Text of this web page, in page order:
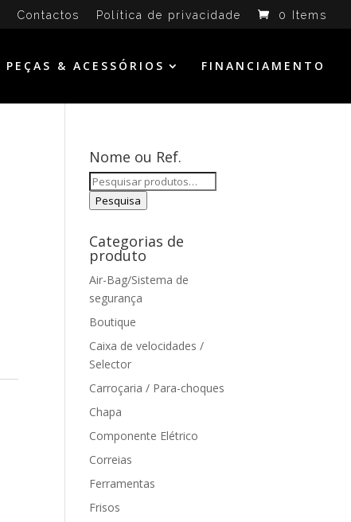
Contactos Política de privacidade 0 Items
PEÇAS & ACESSÓRIOS FINANCIAMENTO
Nome ou Ref.
Pesquisar
por:
Pesquisa
Categorias de
produto
Air-Bag/Sistema de
segurança
Boutique
Caixa de velocidades /
Selector
Carroçaria / Para-choques
Chapa
Componente Elétrico
Correias
Ferramentas
Frisos